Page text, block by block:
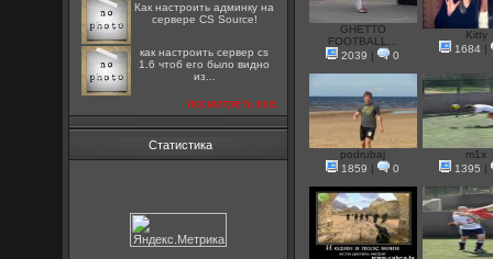
Как настроить админку на
сервере CS Source!
как настроить сервер cs
1.6 чтоб его было видно
из...
посмотреть все
Статистика
GHETTO
FOOTBALL...
2039
| 0
Kitty
1684 |
podrubaj
1859
| 0
m1x
1395
|